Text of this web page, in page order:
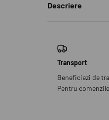
Descriere
Transport
Beneficiezi de
Pentru